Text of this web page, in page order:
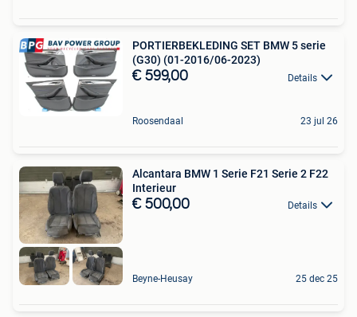
PORTIERBEKLEDING SET BMW 5 serie
(G30) (01-2016/06-2023)
€ 599,00 Details
Roosendaal 23 jul 26
Alcantara BMW 1 Serie F21 Serie 2 F22
Interieur
€ 500,00 Details
Beyne-Heusay 25 dec 25